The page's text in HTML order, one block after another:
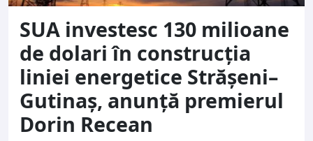
SUA investesc 130 milioane
de dolari în construcția
liniei energetice Strășeni–
Gutinaș, anunță premierul
Dorin Recean